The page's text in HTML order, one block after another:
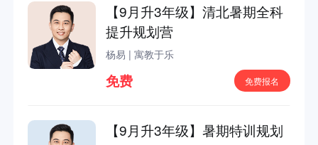
【9月升3年级】清北暑期全科
提升规划营
杨易 | 寓教于乐
免费 免费报名
【9月升3年级】暑期特训规划